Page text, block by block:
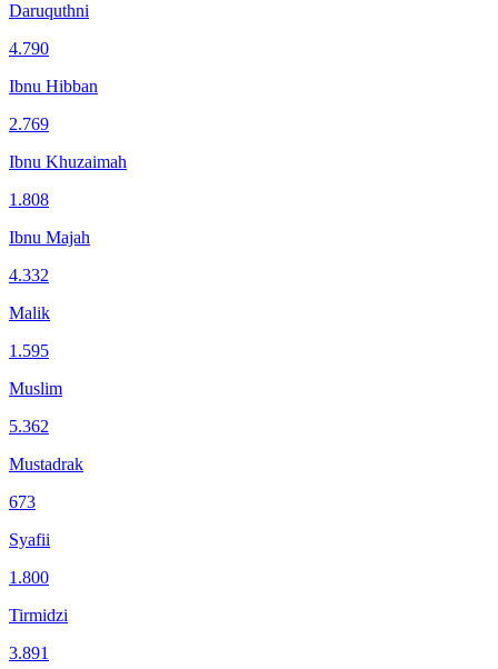
Daruquthni
4.790
Ibnu Hibban
2.769
Ibnu Khuzaimah
1.808
Ibnu Majah
4.332
Malik
1.595
Muslim
5.362
Mustadrak
673
Syafii
1.800
Tirmidzi
3.891